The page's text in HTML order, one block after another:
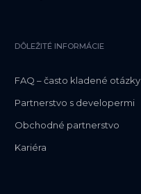
DÔLEŽITÉ INFORMÁCIE
FAQ – často kladené otázky
Partnerstvo s developermi
Obchodné partnerstvo
Kariéra